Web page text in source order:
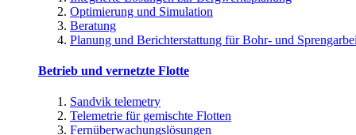
Optimierung und Simulation
Beratung
Planung und Berichterstattung für Bohr- und
Betrieb und vernetzte Flotte
Sandvik telemetry
Telemetrie für gemischte Flotten
Fernüberwachungslösungen